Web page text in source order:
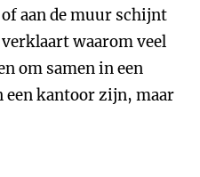
aan de muur schijnt
waarom veel
om samen in een
kantoor zijn, maar